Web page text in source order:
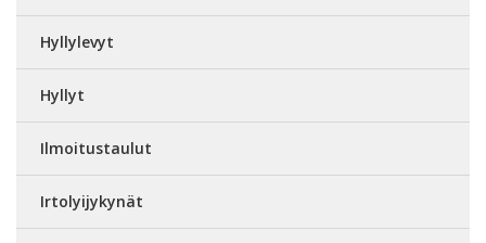
Hyllylevyt
Hyllyt
Ilmoitustaulut
Irtolyijykynät